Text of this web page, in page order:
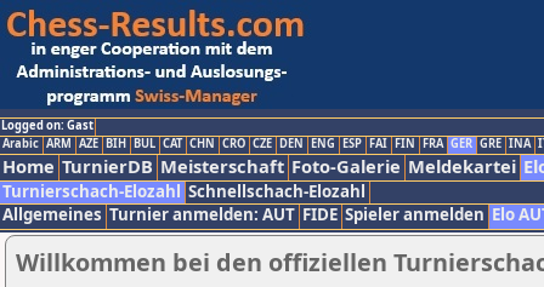
Logged on: Gast
Arabic ARM AZE BIH BUL CAT CHN CRO CZE DEN ENG ESP FAI FIN FRA GER GRE INA
Home TurnierDB Meisterschaft Foto-Galerie Meldekartei
Turnierschach-Elozahl Schnellschach-Elozahl
Allgemeines Turnier anmelden: AUT FIDE Spieler anmelden Elo
Willkommen bei den offiziellen